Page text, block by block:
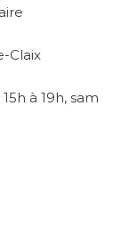
Claix
à 19h, sam